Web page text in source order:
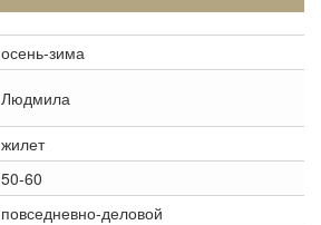
осень-зима
Людмила
жилет
50-60
повседневно-деловой